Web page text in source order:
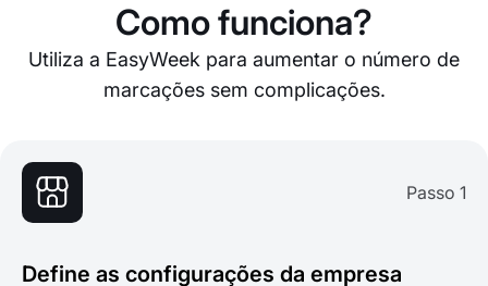
Como funciona?
Utiliza a EasyWeek para aumentar o número de
marcações sem complicações.
Passo 1
Define as configurações da empresa